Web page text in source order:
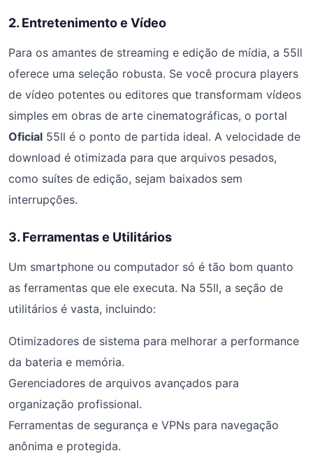
2. Entretenimento e Vídeo
Para os amantes de streaming e edição de mídia, a 55ll
oferece uma seleção robusta. Se você procura players
de vídeo potentes ou editores que transformam vídeos
simples em obras de arte cinematográficas, o portal
Oficial 55ll é o ponto de partida ideal. A velocidade de
download é otimizada para que arquivos pesados,
como suítes de edição, sejam baixados sem
interrupções.
3. Ferramentas e Utilitários
Um smartphone ou computador só é tão bom quanto
as ferramentas que ele executa. Na 55ll, a seção de
utilitários é vasta, incluindo:
Otimizadores de sistema para melhorar a performance
da bateria e memória.
Gerenciadores de arquivos avançados para
organização profissional.
Ferramentas de segurança e VPNs para navegação
anônima e protegida.